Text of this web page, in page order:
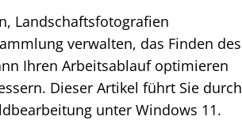
Landschaftsfotografien
verwalten, das Finden des
Ihren Arbeitsablauf optimieren
Dieser Artikel führt Sie durch
unter Windows 11.